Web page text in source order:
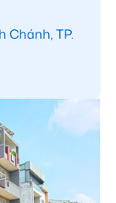
Chánh, TP.